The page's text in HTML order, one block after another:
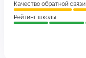
Качество обратной связи
Рейтинг школы